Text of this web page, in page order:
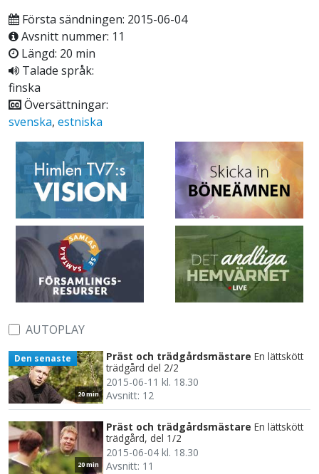
Första sändningen: 2015-06-04
Avsnitt nummer: 11
Längd: 20 min
Talade språk:
finska
Översättningar:
svenska, estniska
AUTOPLAY
20 min
Den senaste Präst och trädgårdsmästare En lättskött
trädgård del 2/2
2015-06-11 kl. 18.30
Avsnitt: 12
20 min
Präst och trädgårdsmästare En lättskött
trädgård, del 1/2
2015-06-04 kl. 18.30
Avsnitt: 11